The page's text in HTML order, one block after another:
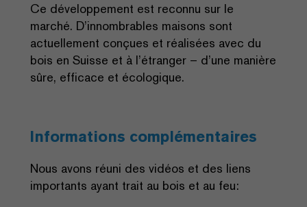
Ce développement est reconnu sur le
marché. D’innombrables maisons sont
actuellement conçues et réalisées avec du
bois en Suisse et à l’étranger – d’une manière
sûre, efficace et écologique.
Informations complémentaires
Nous avons réuni des vidéos et des liens
importants ayant trait au bois et au feu: